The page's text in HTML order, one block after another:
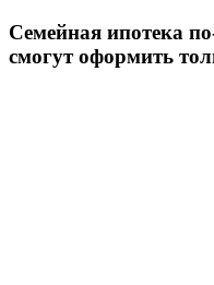
Семейная ипотека
смогут оформить